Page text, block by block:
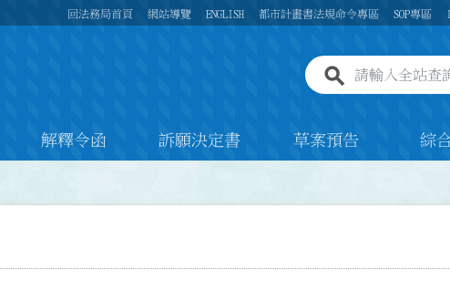
回法務局首頁 網站導覽 ENGLISH 都市計畫書法規命令專區 SOP專區
全站查詢關鍵
解釋令函 訴願決定書 草案預告 綜